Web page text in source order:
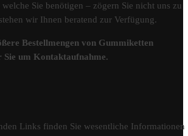
Sie benötigen – zögern Sie nicht uns zu
wir Ihnen beratend zur Verfügung.
Bestellmengen von Gummiketten
Sie um Kontaktaufnahme.
Links finden Sie wesentliche Informationen